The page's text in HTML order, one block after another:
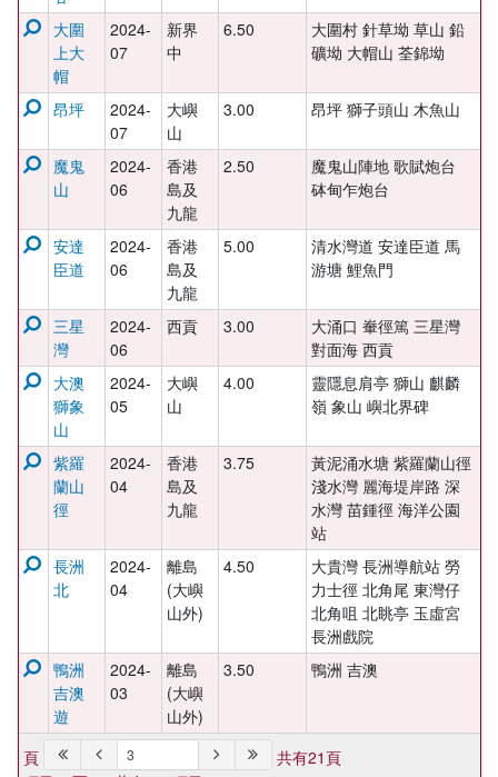
大圍
上大
帽
2024-
07
新界
中
6.50
大圍村 針草坳 草山 鉛
礦坳 大帽山 荃錦坳
昂坪
2024-
07
大嶼
山
3.00 昂坪 獅子頭山 木魚山
魔鬼
山
2024-
06
香港
島及
九龍
2.50
魔鬼山陣地 歌賦炮台
砵甸乍炮台
安達
臣道
2024-
06
香港
島及
九龍
5.00
清水灣道 安達臣道 馬
游塘 鯉魚門
三星
灣
2024-
06
西貢 3.00
大涌口 輋徑篤 三星灣
對面海 西貢
大澳
獅象
山
2024-
05
大嶼
山
4.00
靈隱息肩亭 獅山 麒麟
嶺 象山 嶼北界碑
紫羅
蘭山
徑
2024-
04
香港
島及
九龍
3.75
黃泥涌水塘 紫羅蘭山徑
淺水灣 麗海堤岸路 深
水灣 苗鍾徑 海洋公園
站
長洲
北
2024-
04
離島
(大嶼
山外)
4.50
大貴灣 長洲導航站 勞
力士徑 北角尾 東灣仔
北角咀 北眺亭 玉虛宮
長洲戲院
鴨洲
吉澳
遊
2024-
03
離島
(大嶼
山外)
3.50 鴨洲 吉澳
頁
共有21頁